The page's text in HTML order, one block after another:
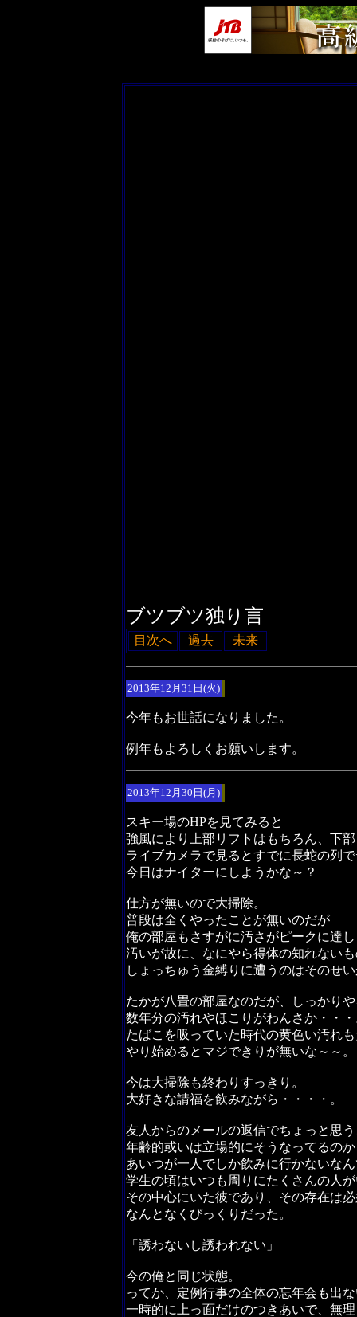
ブツブツ独り言
目次へ 過去 未来
2013年12月31日(火)
今年もお世話になりました。
例年もよろしくお願いします。
2013年12月30日(月)
スキー場のHPを見てみると
強風により上部リフトはもちろん、下
ライブカメラで見るとすでに長蛇の列
今日はナイターにしようかな～？
仕方が無いので大掃除。
普段は全くやったことが無いのだが
俺の部屋もさすがに汚さがピークに達し
汚いが故に、なにやら得体の知れない
しょっちゅう金縛りに遭うのはそのせ
たかが八畳の部屋なのだが、しっかり
数年分の汚れやほこりがわんさか・・
たばこを吸っていた時代の黄色い汚れ
やり始めるとマジできりが無いな～～。
今は大掃除も終わりすっきり。
大好きな請福を飲みながら・・・・。
友人からのメールの返信でちょっと思
年齢的或いは立場的にそうなってるの
あいつが一人でしか飲みに行かないな
学生の頃はいつも周りにたくさんの人
その中心にいた彼であり、その存在は
なんとなくびっくりだった。
「誘わないし誘われない」
今の俺と同じ状態。
ってか、定例行事の全体の忘年会も出
一時的に上っ面だけのつきあいで、無